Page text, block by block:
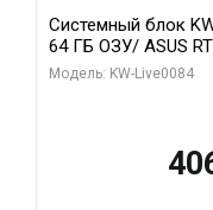
Системный блок
64 ГБ ОЗУ/ ASUS
256bit Type-C DP 2/
Модель: KW-Live0084